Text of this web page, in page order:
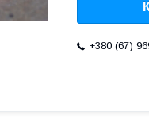
+380 (67)